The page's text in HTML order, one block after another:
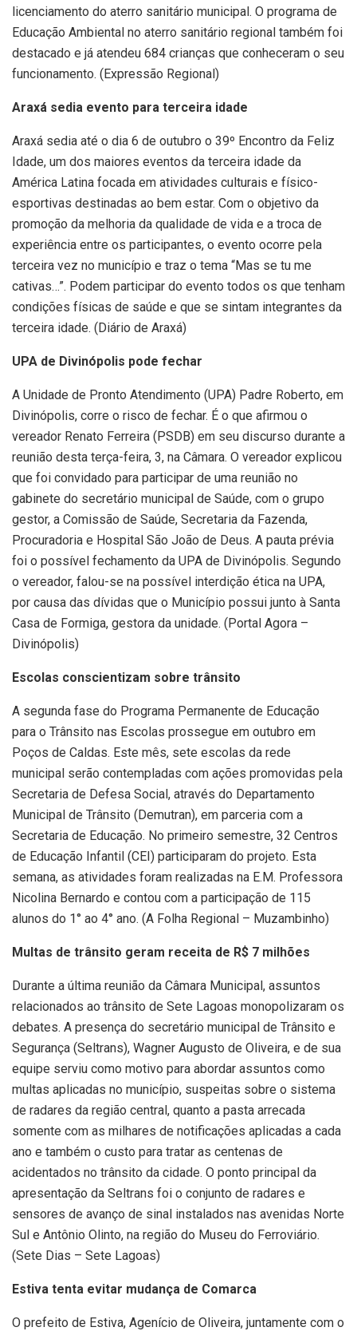
licenciamento do aterro sanitário municipal. O programa de
Educação Ambiental no aterro sanitário regional também foi
destacado e já atendeu 684 crianças que conheceram o seu
funcionamento. (Expressão Regional)
Araxá sedia evento para terceira idade
Araxá sedia até o dia 6 de outubro o 39º Encontro da Feliz
Idade, um dos maiores eventos da terceira idade da
América Latina focada em atividades culturais e físico-
esportivas destinadas ao bem estar. Com o objetivo da
promoção da melhoria da qualidade de vida e a troca de
experiência entre os participantes, o evento ocorre pela
terceira vez no município e traz o tema “Mas se tu me
cativas…”. Podem participar do evento todos os que tenham
condições físicas de saúde e que se sintam integrantes da
terceira idade. (Diário de Araxá)
UPA de Divinópolis pode fechar
A Unidade de Pronto Atendimento (UPA) Padre Roberto, em
Divinópolis, corre o risco de fechar. É o que afirmou o
vereador Renato Ferreira (PSDB) em seu discurso durante a
reunião desta terça-feira, 3, na Câmara. O vereador explicou
que foi convidado para participar de uma reunião no
gabinete do secretário municipal de Saúde, com o grupo
gestor, a Comissão de Saúde, Secretaria da Fazenda,
Procuradoria e Hospital São João de Deus. A pauta prévia
foi o possível fechamento da UPA de Divinópolis. Segundo
o vereador, falou-se na possível interdição ética na UPA,
por causa das dívidas que o Município possui junto à Santa
Casa de Formiga, gestora da unidade. (Portal Agora –
Divinópolis)
Escolas conscientizam sobre trânsito
A segunda fase do Programa Permanente de Educação
para o Trânsito nas Escolas prossegue em outubro em
Poços de Caldas. Este mês, sete escolas da rede
municipal serão contempladas com ações promovidas pela
Secretaria de Defesa Social, através do Departamento
Municipal de Trânsito (Demutran), em parceria com a
Secretaria de Educação. No primeiro semestre, 32 Centros
de Educação Infantil (CEI) participaram do projeto. Esta
semana, as atividades foram realizadas na E.M. Professora
Nicolina Bernardo e contou com a participação de 115
alunos do 1° ao 4° ano. (A Folha Regional – Muzambinho)
Multas de trânsito geram receita de R$ 7 milhões
Durante a última reunião da Câmara Municipal, assuntos
relacionados ao trânsito de Sete Lagoas monopolizaram os
debates. A presença do secretário municipal de Trânsito e
Segurança (Seltrans), Wagner Augusto de Oliveira, e de sua
equipe serviu como motivo para abordar assuntos como
multas aplicadas no município, suspeitas sobre o sistema
de radares da região central, quanto a pasta arrecada
somente com as milhares de notificações aplicadas a cada
ano e também o custo para tratar as centenas de
acidentados no trânsito da cidade. O ponto principal da
apresentação da Seltrans foi o conjunto de radares e
sensores de avanço de sinal instalados nas avenidas Norte
Sul e Antônio Olinto, na região do Museu do Ferroviário.
(Sete Dias – Sete Lagoas)
Estiva tenta evitar mudança de Comarca
O prefeito de Estiva, Agenício de Oliveira, juntamente com o